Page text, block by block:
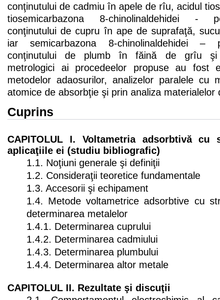
conţinutului de cadmiu în apele de rîu, acidul
tiosemicarbazona 8-chinolinaldehidei -
conţinutului de cupru în ape de suprafaţă,
iar semicarbazona 8-chinolinaldehidei –
conţinutului de plumb în făină de grîu şi
metrologici ai procedeelor propuse au fost
metodelor adaosurilor, analizelor paralele cu
atomice de absorbţie şi prin analiza materialelor
Cuprins
CAPITOLUL I. Voltametria adsorbtivă
aplicaţiile ei (studiu bibliografic)
1.1. Noţiuni generale şi definiţii
1.2. Consideraţii teoretice fundamentale
1.3. Accesorii şi echipament
1.4. Metode voltametrice adsorbtive cu
determinarea metalelor
1.4.1. Determinarea cuprului
1.4.2. Determinarea cadmiului
1.4.3. Determinarea plumbului
1.4.4. Determinarea altor metale
CAPITOLUL II. Rezultate şi discuţii